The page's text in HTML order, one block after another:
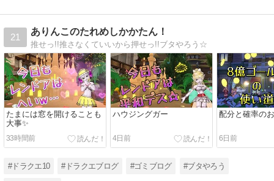
21
ありんこのたれめしかかたん！
推せっ!!推さなくていいから押せっ!!ブタやろう☆
たまには窓を開けることも
大事✨️
33時間前
ハウジングガー
4日前
配分と確率の
6日前
#ドラクエ10 #ドラクエブログ #ゴミブログ #ブタやろう